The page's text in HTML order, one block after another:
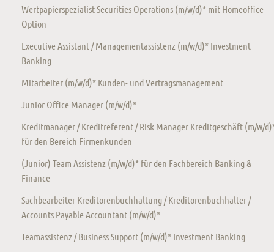
Wertpapierspezialist Securities Operations (m/w/d)* mit Homeoffice-
Option
Executive Assistant / Managementassistenz (m/w/d)* Investment
Banking
Mitarbeiter (m/w/d)* Kunden- und Vertragsmanagement
Junior Office Manager (m/w/d)*
Kreditmanager / Kreditreferent / Risk Manager Kreditgeschäft (m/w/
für den Bereich Firmenkunden
(Junior) Team Assistenz (m/w/d)* für den Fachbereich Banking &
Finance
Sachbearbeiter Kreditorenbuchhaltung / Kreditorenbuchhalter /
Accounts Payable Accountant (m/w/d)*
Teamassistenz / Business Support (m/w/d)* Investment Banking